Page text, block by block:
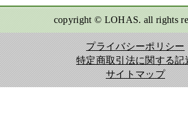
copyright © LOHAS. all rights
プライバシーポリシー
特定商取引法に関する記
サイトマップ